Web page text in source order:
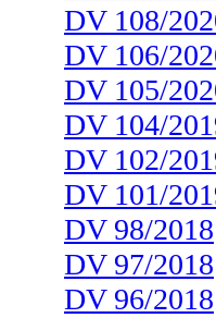
DV 108/
DV 106/
DV 105/
DV 104/
DV 102/
DV 101/
DV 98/2018
DV 97/2018
DV 96/2018